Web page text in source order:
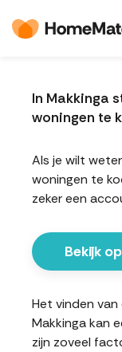
In Makkinga
woningen te
Als je wilt
woningen te
zeker een
Bekijk
Het vinden
Makkinga kan
zijn zoveel